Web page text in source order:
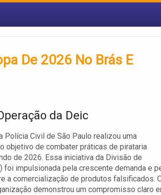
De 2026 No Brás E
da Deic
Polícia Civil de São Paulo realizou uma
objetivo de combater práticas de pirataria
de 2026. Essa iniciativa da Divisão de
foi impulsionada pela crescente demanda e
a comercialização de produtos falsificados.
demonstrou um compromisso claro